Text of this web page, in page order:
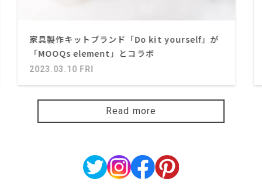
家具製作キットブランド「Do kit yourself」が
「MOOQs element」とコラボ
2023.03.10 FRI
Read more